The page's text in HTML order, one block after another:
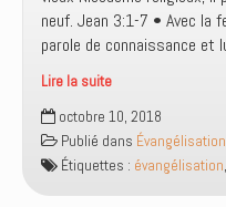
neuf. Jean 3:1-7 • Avec la
parole de connaissance et
Lire la suite
Comment
Jésus
évangélisait-
il
octobre 10, 2018
Publié dans Évangélisation
Étiquettes : évangélisation,